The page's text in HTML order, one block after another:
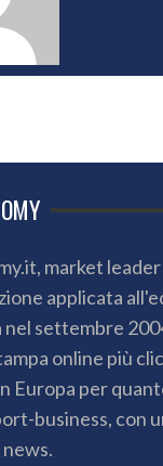
market leader
applicata
nel settembre
online più
Europa per
business, con